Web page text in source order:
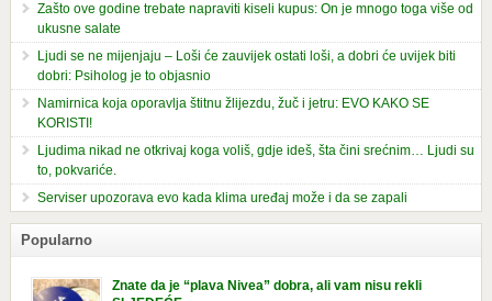
Zašto ove godine trebate napraviti kiseli kupus: On je mnogo toga više od
ukusne salate
Ljudi se ne mijenjaju – Loši će zauvijek ostati loši, a dobri će uvijek biti
dobri: Psiholog je to objasnio
Namirnica koja oporavlja štitnu žlijezdu, žuč i jetru: EVO KAKO SE
KORISTI!
Ljudima nikad ne otkrivaj koga voliš, gdje ideš, šta čini srećnim… Ljudi su
to, pokvariće.
Serviser upozorava evo kada klima uređaj može i da se zapali
Popularno
Znate da je “plava Nivea” dobra, ali vam nisu rekli